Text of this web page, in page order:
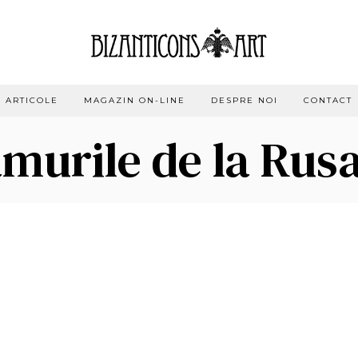
ARTICOLE MAGAZIN ON-LINE DESPRE NOI CONTACT
de la